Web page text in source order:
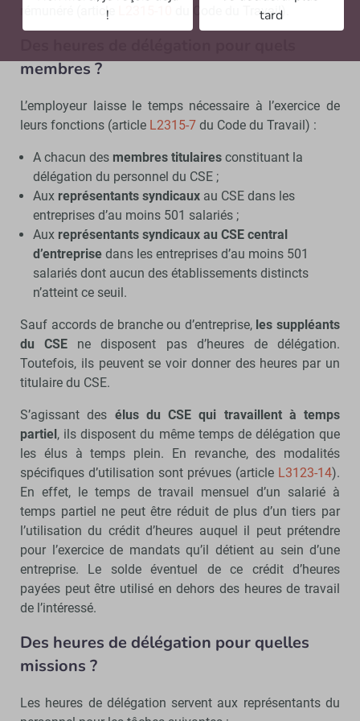
rémunéré (article
du Code du Travail).
membres ?
L’employeur laisse le temps nécessaire à l’exercice de
leurs fonctions (article L2315-7 du Code du Travail) :
A chacun des membres titulairesconstituant la
délégation du personnel du CSE ;
Aux représentants syndicauxau CSE dans les
entreprises d’au moins 501 salariés ;
Aux représentants syndicaux au CSE central
d’entreprisedans les entreprises d’au moins 501
salariés dont aucun des établissements distincts
n’atteint ce seuil.
Sauf accords de branche ou d’entreprise, les suppléants
du CSE ne disposent pas d’heures de délégation.
Toutefois, ils peuvent se voir donner des heures par un
titulaire du CSE.
S’agissant des élus du CSE qui travaillent à temps
partiel, ils disposent du même temps de délégation que
les élus à temps plein. En revanche, des modalités
spécifiques d’utilisation sont prévues (article L3123-14).
En effet, le temps de travail mensuel d’un salarié à
temps partiel ne peut être réduit de plus d’un tiers par
l’utilisation du crédit d’heures auquel il peut prétendre
pour l’exercice de mandats qu’il détient au sein d’une
entreprise. Le solde éventuel de ce crédit d’heures
payées peut être utilisé en dehors des heures de travail
de l’intéressé.
Des heures de délégation pour quelles
missions ?
Les heures de délégation servent aux représentants du
!
tard